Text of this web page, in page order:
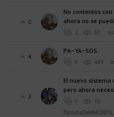
0
No contentos
ahora no se
2 87
4
PA-YA-SOS
5 489
3
El nuevo
pero ahora
5
1K
ParodiaDeMMORPG